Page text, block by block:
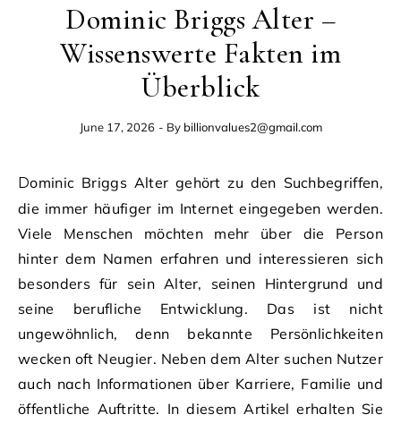
Dominic Briggs Alter –
Wissenswerte Fakten im
Überblick
June 17, 2026 - By billionvalues2@gmail.com
Dominic Briggs Alter gehört zu den Suchbegriffen,
die immer häufiger im Internet eingegeben werden.
Viele Menschen möchten mehr über die Person
hinter dem Namen erfahren und interessieren sich
besonders für sein Alter, seinen Hintergrund und
seine berufliche Entwicklung. Das ist nicht
ungewöhnlich, denn bekannte Persönlichkeiten
wecken oft Neugier. Neben dem Alter suchen Nutzer
auch nach Informationen über Karriere, Familie und
öffentliche Auftritte. In diesem Artikel erhalten Sie